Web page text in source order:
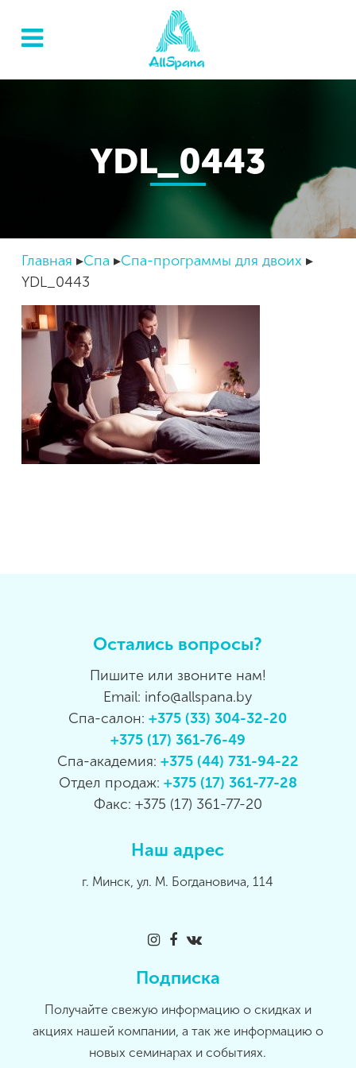
YDL_0443
Главная Спа
Спа-программы для двоих
YDL_0443
Остались вопросы?
Пишите или звоните нам!
Email: info@allspana.by
Спа-салон:+375 (33) 304-32-20
+375 (17) 361-76-49
Спа-академия: +375 (44) 731-94-22
Отдел продаж: +375 (17) 361-77-28
Факс: +375 (17) 361-77-20
Наш адрес
г. Минск, ул. М. Богдановича, 114
Подписка
Получайте свежую информацию о скидках и
акциях нашей компании, а так же информацию о
новых семинарах и событиях.